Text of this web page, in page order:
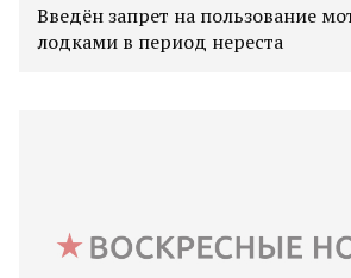
Введён запрет на пользование
лодками в период нереста